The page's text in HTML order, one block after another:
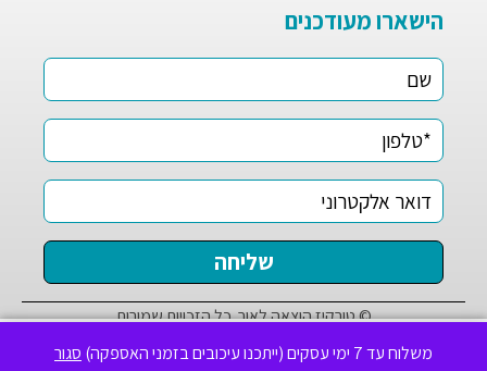
משלוח עד 7 ימי עסקים (ייתכנו עיכובים בזמני האספקה) סגור
הישארו מעודכנים
© טורקיז הוצאה לאור. כל הזכויות שמורות
הגלישה ושיווק. המשך גלישה מהווה הסכמה לכך. מידע נוסף